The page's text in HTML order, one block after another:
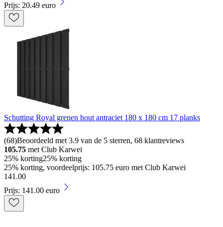
Prijs: 20.49 euro
Schutting Royal grenen hout antraciet 180 x 180 cm 17 planks
(68)Beoordeeld met 3.9 van de 5 sterren, 68 klantreviews
105.75 met Club Karwei
25% korting25% korting
25% korting, voordeelprijs: 105.75 euro met Club Karwei
141.00
Prijs: 141.00 euro